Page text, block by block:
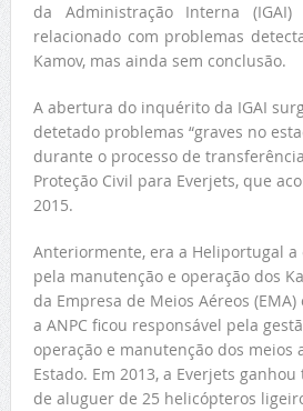
da Administração Interna
relacionado com problemas
Kamov, mas ainda sem conclusão.
A abertura do inquérito da IGAI
detetado problemas “graves no
durante o processo de
Proteção Civil para Everjets, que
2015.
Anteriormente, era a Heliportugal a
pela manutenção e operação dos
da Empresa de Meios Aéreos
a ANPC ficou responsável pela
operação e manutenção dos meios
Estado. Em 2013, a Everjets
de aluguer de 25 helicópteros